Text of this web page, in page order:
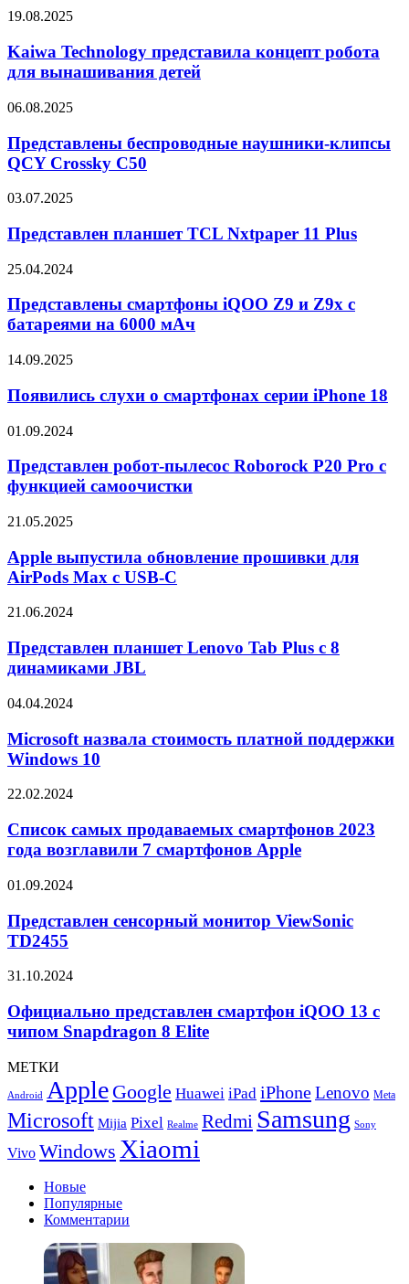
274URFW
Kaiwa
представила
концепт
робота
вынашивания
19.08.2025
Kaiwa Technology представила концепт робота
для вынашивания детей
Представлены
наушники-
клипсы
QCY
C50
06.08.2025
Представлены беспроводные наушники-клипсы
QCY Crossky C50
Представлен
TCL
Nxtpaper
11
Plus
03.07.2025
Представлен планшет TCL Nxtpaper 11 Plus
Представлены
iQOO
Z9
и
с
на
мАч
25.04.2024
Представлены смартфоны iQOO Z9 и Z9x с
батареями на 6000 мАч
Появились
о
смартфонах
серии
iPhone
18
14.09.2025
Появились слухи о смартфонах серии iPhone 18
Представлен
пылесос
Roborock
P20
с
самоочистки
01.09.2024
Представлен робот-пылесос Roborock P20 Pro с
функцией самоочистки
Apple
обновление
прошивки
для
Max
USB-
C
21.05.2025
Apple выпустила обновление прошивки для
AirPods Max с USB-C
Представлен
Lenovo
Tab
Plus
8
JBL
21.06.2024
Представлен планшет Lenovo Tab Plus с 8
динамиками JBL
Microsoft
стоимость
платной
поддержки
10
04.04.2024
Microsoft назвала стоимость платной поддержки
Windows 10
Список
продаваемых
смартфонов
2023
возглавили
смартфонов
Apple
22.02.2024
Список самых продаваемых смартфонов 2023
года возглавили 7 смартфонов Apple
Представлен
монитор
ViewSonic
TD2455
01.09.2024
Представлен сенсорный монитор ViewSonic
TD2455
Официально
смартфон
iQOO
13
чипом
Snapdragon
Elite
31.10.2024
Официально представлен смартфон iQOO 13 с
чипом Snapdragon 8 Elite
МЕТКИ
Android Apple Google Huawei iPad iPhoneLenovo Meta
Microsoft Mijia Pixel Realme Redmi Samsung Sony
Vivo Windows Xiaomi
Новые
Популярные
Комментарии